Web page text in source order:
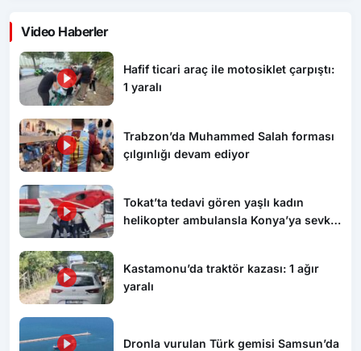
Video Haberler
Hafif ticari araç ile motosiklet çarpıştı:
1 yaralı
Trabzon’da Muhammed Salah forması
çılgınlığı devam ediyor
Tokat’ta tedavi gören yaşlı kadın
helikopter ambulansla Konya’ya sevk
Kastamonu’da traktör kazası: 1 ağır
yaralı
Dronla vurulan Türk gemisi Samsun’da